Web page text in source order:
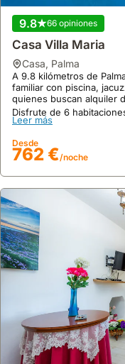
9.8 66 opiniones
Casa Villa Maria
casa, Palma
A 9.8 kilómetros de
familiar con piscina,
quienes buscan alquiler
Disfrute de 6
equipada y proximidad a
haciendo de este
Leer más
Desde
762 €/noche